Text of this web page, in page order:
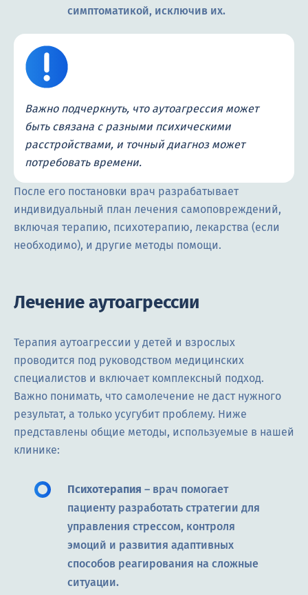
симптоматикой, исключив их.
Важно подчеркнуть, что аутоагрессия может
быть связана с разными психическими
расстройствами, и точный диагноз может
потребовать времени.
После его постановки врач разрабатывает
индивидуальный план лечения самоповреждений,
включая терапию, психотерапию, лекарства (если
необходимо), и другие методы помощи.
Лечение аутоагрессии
Терапия аутоагрессии у детей и взрослых
проводится под руководством медицинских
специалистов и включает комплексный подход.
Важно понимать, что самолечение не даст нужного
результат, а только усугубит проблему. Ниже
представлены общие методы, используемые в нашей
клинике:
Психотерапия – врач помогает
пациенту разработать стратегии для
управления стрессом, контроля
эмоций и развития адаптивных
способов реагирования на сложные
ситуации.